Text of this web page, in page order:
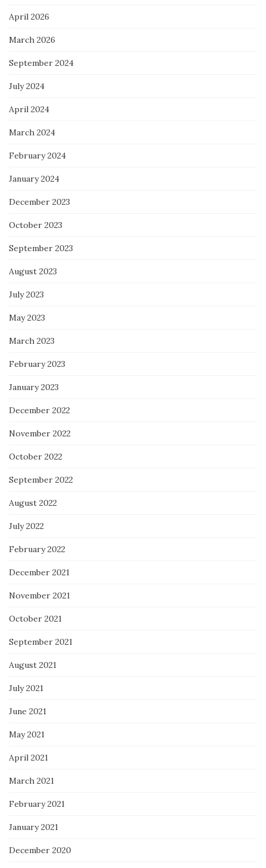
April 2026
March 2026
September 2024
July 2024
April 2024
March 2024
February 2024
January 2024
December 2023
October 2023
September 2023
August 2023
July 2023
May 2023
March 2023
February 2023
January 2023
December 2022
November 2022
October 2022
September 2022
August 2022
July 2022
February 2022
December 2021
November 2021
October 2021
September 2021
August 2021
July 2021
June 2021
May 2021
April 2021
March 2021
February 2021
January 2021
December 2020